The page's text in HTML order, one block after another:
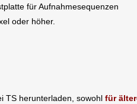
für Aufnahmesequenzen
oder höher.
TS herunterladen, sowohlfür